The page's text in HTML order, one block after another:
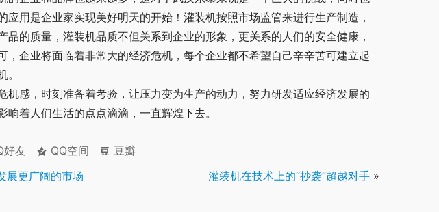
应用是企业家实现美好明天的开始！灌装机按照市场监管来进行生产制造，
的质量，灌装机品质不但关系到企业的形象，更关系的人们的安全健康，
，企业将面临着非常大的经济危机，每个企业都不希望自己辛辛苦可建立起
机感，时刻准备着考验，让压力变为生产的动力，努力研发适应经济发展的
着人们生活的点点滴滴，一直辉煌下去。
好友 QQ空间
豆瓣
展更广阔的市场 灌装机在技术上的“抄袭”超越对手 »